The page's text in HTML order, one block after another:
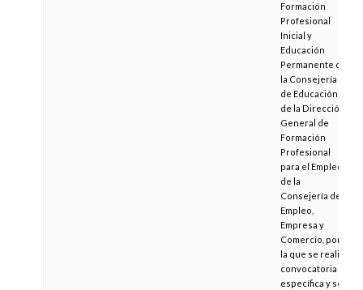
Formación
Profesional
Inicial y
Educación
Permanente de
la Consejería
de Educación y
de la Dirección
General de
Formación
Profesional
para el Empleo
de la
Consejería de
Empleo,
Empresa y
Comercio, por
la que se realiza
convocatoria
específica y se